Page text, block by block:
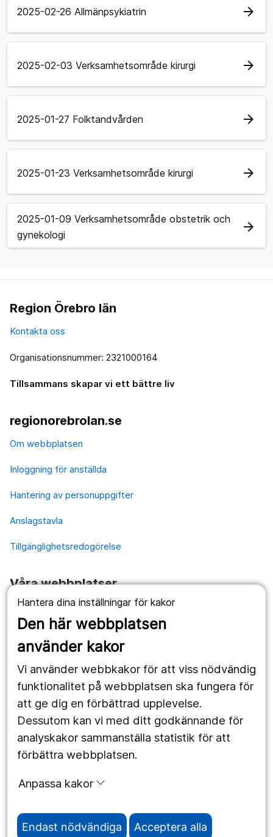
Hantera dina inställningar för kakor
Den här webbplatsen
använder kakor
Vi använder webbkakor för att viss nödvändig
funktionalitet på webbplatsen ska fungera för
att ge dig en förbättrad upplevelse.
Dessutom kan vi med ditt godkännande för
analyskakor sammanställa statistik för att
förbättra webbplatsen.
Anpassa kakor
Endast nödvändiga Acceptera alla
2025-02-26 Allmänpsykiatrin arrow_forward
2025-02-03 Verksamhetsområde kirurgi arrow_forward
2025-01-27 Folktandvården arrow_forward
2025-01-23 Verksamhetsområde kirurgi arrow_forward
2025-01-09 Verksamhetsområde obstetrik och
gynekologi
arrow_forward
Region Örebro län
Kontakta oss
Organisationsnummer: 2321000164
Tillsammans skapar vi ett bättre liv
regionorebrolan.se
Om webbplatsen
Inloggning för anställda
Hantering av personuppgifter
Anslagstavla
Tillgänglighetsredogörelse
Våra webbplatser
1177.se
Länstrafiken
Utveckling
Följ oss
Facebook